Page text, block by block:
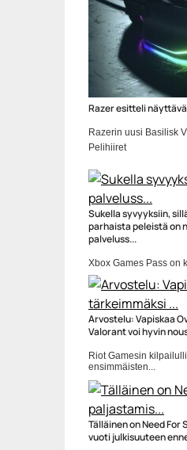
Razer esitteli
Razerin uusi Basilisk
Pelihiiret
Sukella syvyyksiin,
parhaista peleistä on
palveluss...
Xbox Games Pass on
pelillä....
Pelit
Arvostelu: Vapiskaa
Valorant voi hyvin
Riot Gamesin
ensimmäisten...
Peliarvostelut
Tälläinen on Need For
vuoti julkisuuteen